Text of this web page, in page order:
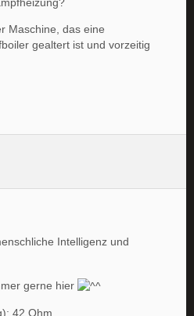
Maschine, das eine
gealtert ist und vorzeitig
Intelligenz und
gerne hier
42 Ohm